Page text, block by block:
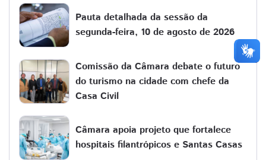
Pauta detalhada da sessão da
segunda-feira, 10 de agosto de 2026
Comissão da Câmara debate o futuro
do turismo na cidade com chefe da
Casa Civil
Câmara apoia projeto que fortalece
hospitais filantrópicos e Santas Casas